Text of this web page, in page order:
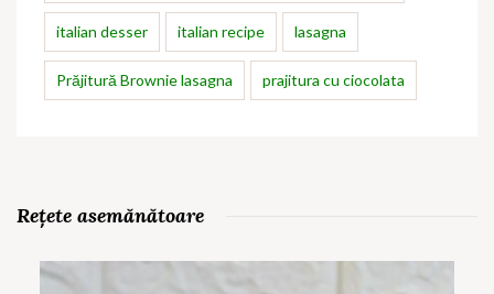
italian desser italian recipe lasagna
Prăjitură Brownie lasagna prajitura cu ciocolata
Rețete asemănătoare